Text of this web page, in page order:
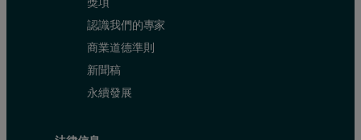
認識我們的專家
商業道德準則
新聞稿
永續發展